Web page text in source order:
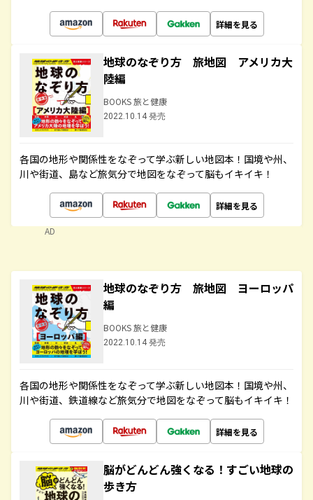
詳細を見る
地球のなぞり方 旅地図 アメリカ大
陸編
BOOKS 旅と健康
2022.10.14 発売
各国の地形や関係性をなぞって学ぶ新しい地図本！国境や州、
川や街道、島など旅気分で地図をなぞって脳もイキイキ！
詳細を見る
AD
地球のなぞり方 旅地図 ヨーロッパ
編
BOOKS 旅と健康
2022.10.14 発売
各国の地形や関係性をなぞって学ぶ新しい地図本！国境や州、
川や街道、鉄道線など旅気分で地図をなぞって脳もイキイキ！
詳細を見る
脳がどんどん強くなる！すごい地球の
歩き方